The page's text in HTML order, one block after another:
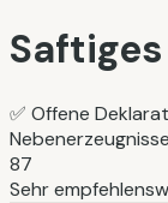
✅ Offene
Nebenerzeugnisse
87
Sehr